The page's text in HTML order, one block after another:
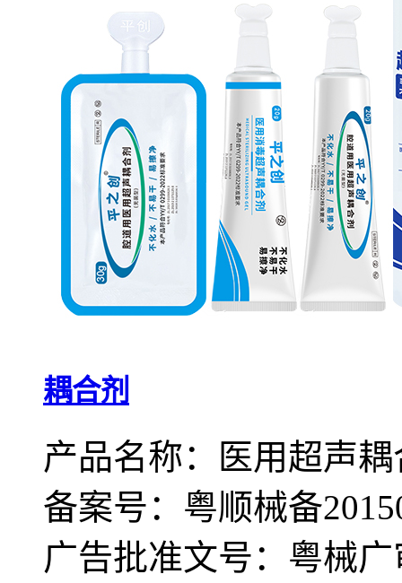
耦合剂
产品名称：医用超声
备案号：粤顺械备
广告批准文号：粤械